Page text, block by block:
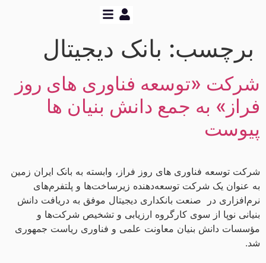
برچسب:بانک دیجیتال
«توسعه فناوری های روز
به جمع دانش بنیان ها
توسعه فناوری های روز فراز، وابسته به بانک ایران زمین
عنوان یک شرکت توسعه‌دهنده زیرساخت‌ها و پلتفرم‌های
در صنعت بانکداری دیجیتال موفق به دریافت دانش
نوپا از سوی کارگروه ارزیابی و تشخیص شرکت‌ها و
دانش بنیان معاونت علمی و فناوری ریاست جمهوری